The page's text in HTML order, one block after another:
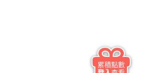
累積點數